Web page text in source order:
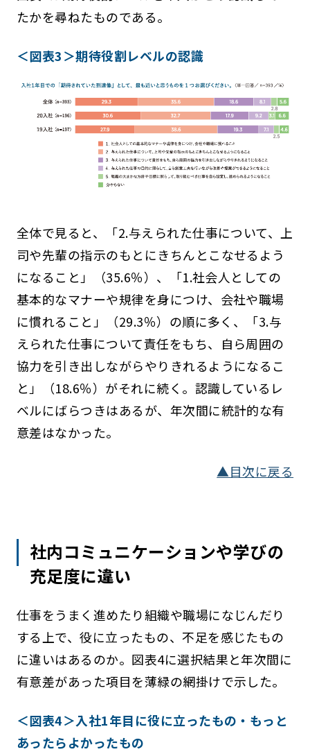
たかを尋ねたものである。
＜図表3＞期待役割レベルの認識
全体で見ると、「2.与えられた仕事について、上
司や先輩の指示のもとにきちんとこなせるよう
になること」（35.6％）、「1.社会人としての
基本的なマナーや規律を身につけ、会社や職場
に慣れること」（29.3％）の順に多く、「3.与
えられた仕事について責任をもち、自ら周囲の
協力を引き出しながらやりきれるようになるこ
と」（18.6％）がそれに続く。認識しているレ
ベルにばらつきはあるが、年次間に統計的な有
意差はなかった。
▲目次に戻る
社内コミュニケーションや学びの
充足度に違い
仕事をうまく進めたり組織や職場になじんだり
する上で、役に立ったもの、不足を感じたもの
に違いはあるのか。図表4に選択結果と年次間に
有意差があった項目を薄緑の網掛けで示した。
＜図表4＞入社1年目に役に立ったもの・もっと
あったらよかったもの